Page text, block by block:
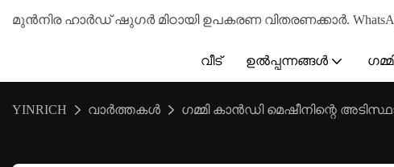
മുൻനിര ഹാർഡ് ഷുഗർ മിഠായി ഉപകരണ വിതരണക്കാർ. WhatsApp｜
വീട് ഉൽപ്പന്നങ്ങൾ
YINRICH വാർത്തകൾ ഗമ്മി കാൻഡി മെഷീനിന്റെ